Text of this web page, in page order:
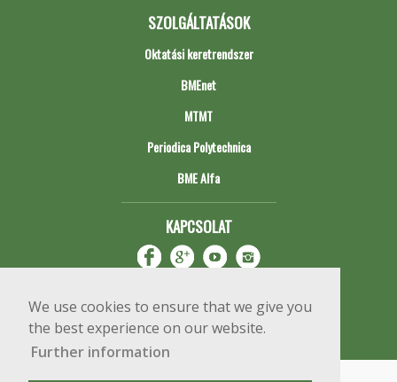
We use cookies to ensure that we give you
the best experience on our website.
Further information
SZOLGÁLTATÁSOK
Oktatási keretrendszer
BMEnet
MTMT
Periodica Polytechnica
BME Alfa
KAPCSOLAT